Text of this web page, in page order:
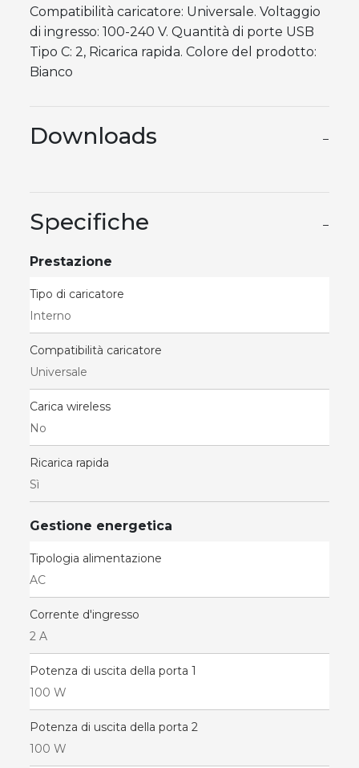
Compatibilità caricatore: Universale. Voltaggio
di ingresso: 100-240 V. Quantità di porte USB
Tipo C: 2, Ricarica rapida. Colore del prodotto:
Bianco
Downloads −
Specifiche −
Prestazione
Tipo di caricatore
Interno
Compatibilità caricatore
Universale
Carica wireless
No
Ricarica rapida
Sì
Gestione energetica
Tipologia alimentazione
AC
Corrente d'ingresso
2 A
Potenza di uscita della porta 1
100 W
Potenza di uscita della porta 2
100 W